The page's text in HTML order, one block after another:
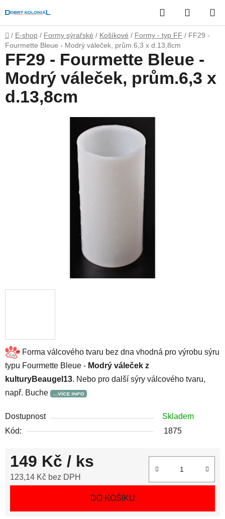
na
obsah
Hledat
KOŠÍK
Domů
/ E-shop / Formy sýrařské / Košíkové / Formy - typ FF / FF29 -
Fourmette Bleue - Modrý váleček, prům.6,3 x d.13,8cm
Forma válcového tvaru bez dna vhodná pro výrobu sýru
typu Fourmette Bleue - Modrý váleček z
kulturyBeaugel13. Nebo pro další sýry válcového tvaru,
např. Buche
Dostupnost
Skladem
Kód:
1875
149 Kč / ks
123,14 Kč bez DPH
DO KOŠÍKU
FF29 - Fourmette Bleue -
Modrý váleček, prům.6,3 x
d.13,8cm